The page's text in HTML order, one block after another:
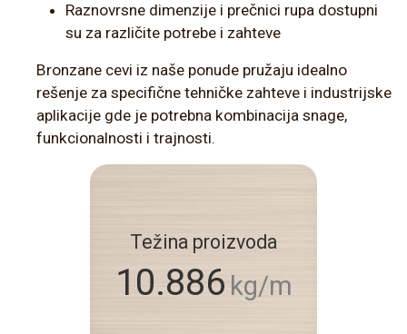
Raznovrsne dimenzije i prečnici rupa dostupni
su za različite potrebe i zahteve
Bronzane cevi iz naše ponude pružaju idealno
rešenje za specifične tehničke zahteve i industrijske
aplikacije gde je potrebna kombinacija snage,
funkcionalnosti i trajnosti.
Težina proizvoda
10.886 kg/m